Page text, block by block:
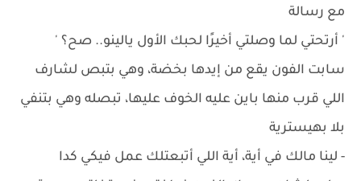
مع رسالة
' أرتحتي لما وصلتي أخيرًا لحبك الأول يالينو.. صح؟ '
سابت الفون يقع من إيدها بخضة، وهي بتبص لشارف
اللي قرب منها باين عليه الخوف عليها، تبصله وهي بتنفي
بلا بهيسترية
- لينا مالك في أية، أية اللي أتبعتلك عمل فيكي كدا